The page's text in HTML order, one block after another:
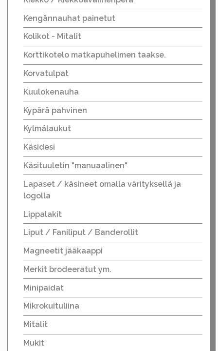
Kengännauhat painetut
Kolikot - Mitalit
Korttikotelo matkapuhelimen taakse.
Korvatulpat
Kuulokenauha
Kypärä pahvinen
Kylmälaukut
Käsidesi
Käsituuletin "manuaalinen"
Lapaset / käsineet omalla värityksellä ja
logolla
Lippalakit
Liput / Faniliput / Banderollit
Magneetit jääkaappi
Merkit brodeeratut ym.
Minipaidat
Mikrokuituliina
Mitalit
Mukit